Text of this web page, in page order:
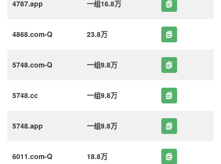
4787.app 一组16.8万
4868.com-Q 23.8万
5748.com-Q 一组9.8万
5748.cc 一组9.8万
5748.app 一组9.8万
6011.com-Q 18.8万